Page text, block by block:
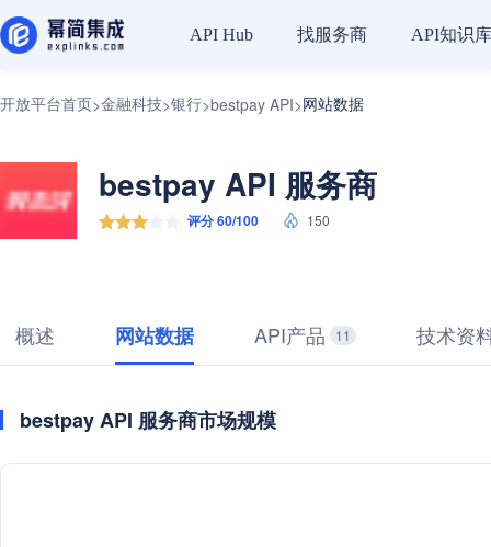
API Hub 找服务商 API知识库
开放平台首页>金融科技>银行>bestpay API>网站数据
bestpay API 服务商
评分 60/100 150
概述 网站数据 API产品 11 技术资
bestpay API 服务商市场规模